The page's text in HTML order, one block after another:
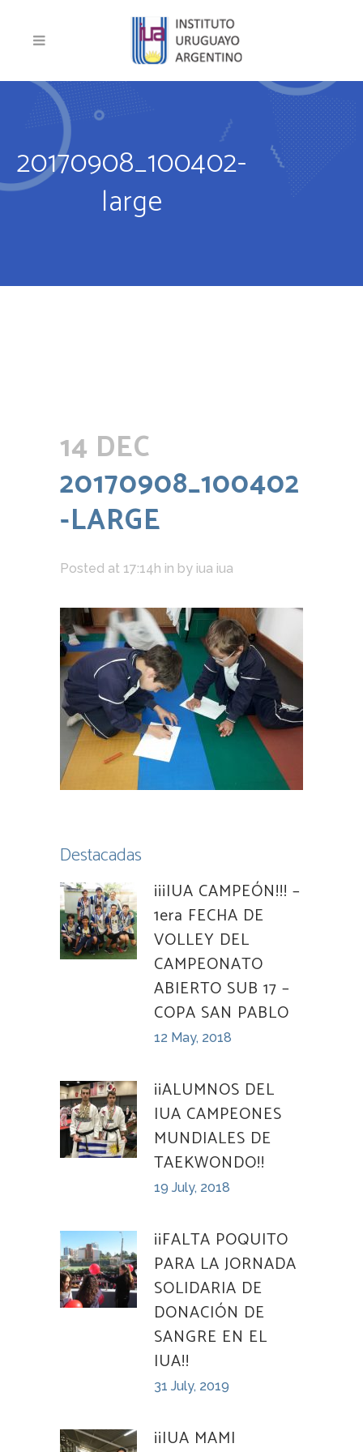
20170908_100402-
large
14 DEC
20170908_100402
-LARGE
Posted at 17:14h in by iua iua
Destacadas
¡¡¡IUA CAMPEÓN!!! –
1era FECHA DE
VOLLEY DEL
CAMPEONATO
ABIERTO SUB 17 –
COPA SAN PABLO
12 May, 2018
¡¡ALUMNOS DEL
IUA CAMPEONES
MUNDIALES DE
TAEKWONDO!!
19 July, 2018
¡¡FALTA POQUITO
PARA LA JORNADA
SOLIDARIA DE
DONACIÓN DE
SANGRE EN EL
IUA!!
31 July, 2019
¡¡IUA MAMI